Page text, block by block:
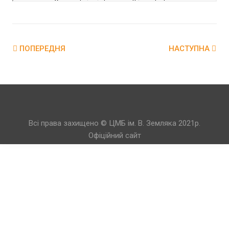
ПОПЕРЕДНЯ НАСТУПНА
Всі права захищено © ЦМБ ім. В. Земляка 2021р.
Офіційний сайт